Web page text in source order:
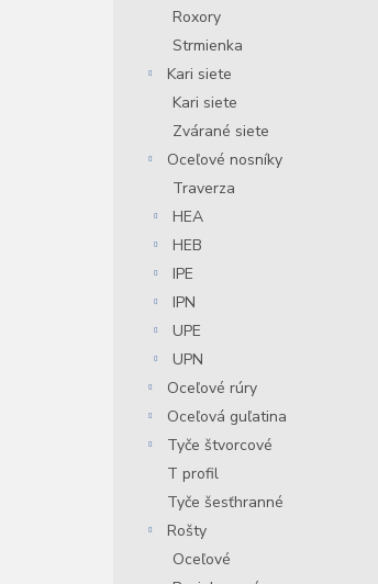
Roxory
Strmienka
Kari siete
Kari siete
Zvárané siete
Oceľové nosníky
Traverza
HEA
HEB
IPE
IPN
UPE
UPN
Oceľové rúry
Oceľová guľatina
Tyče štvorcové
T profil
Tyče šesťhranné
Rošty
Oceľové